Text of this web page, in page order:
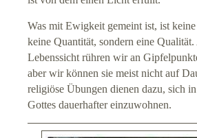
Was mit Ewigkeit gemeint ist, ist
keine Quantität, sondern eine
Lebenssicht rühren wir an
aber wir können sie meist nicht auf
religiöse Übungen dienen dazu, sich
Gottes dauerhafter einzuwohnen.